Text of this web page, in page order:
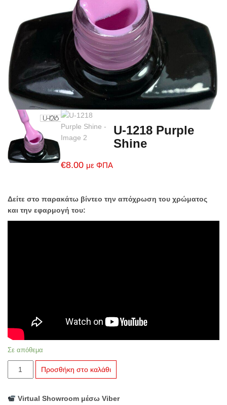
U-1218 Purple
Shine
€8.00 με ΦΠΑ
Δείτε στο παρακάτω βίντεο την απόχρωση του χρώματος
και την εφαρμογή του:
Σε απόθεμα
1218
Shine
Προσθήκη στο καλάθι
Virtual Showroom μέσω Viber